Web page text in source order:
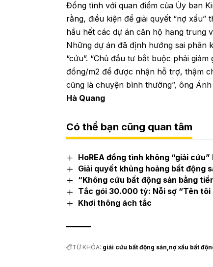
Đồng tình với quan điểm của Ủy ban
rằng, điều kiện để giải quyết “nợ xấu”
hầu hết các dự án căn hộ hạng trung
Những dự án đã định hướng sai phân
“cứu”. “Chủ đầu tư bắt buộc phải
đồng/m2 để được nhận hỗ trợ, thậm
cũng là chuyện bình thường”, ông
Hà Quang
Có thể bạn cũng quan tâm
HoREA đồng tình không “giải
Giải quyết khủng hoảng bất động
“Không cứu bất động sản bằng
Tắc gói 30.000 tỷ: Nỗi sợ “Tên tôi
Khơi thông ách tắc
TỪ KHÓA: giải cứu bất động sản nợ xấu bất